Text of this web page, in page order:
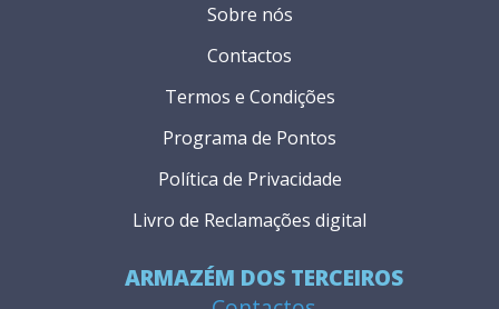
ARMAZÉM DOS TERCEIROS
Sobre nós
Contactos
Termos e Condições
Programa de Pontos
Política de Privacidade
Livro de Reclamações digital